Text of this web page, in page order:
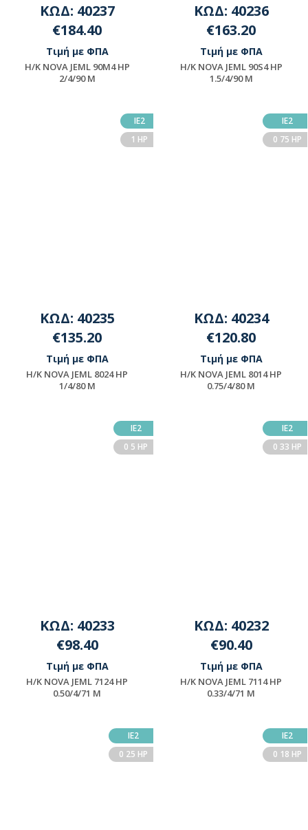
ΚΩΔ: 40237
€184.40
Τιμή με ΦΠΑ
H/K NOVA JEML 90M4 HP
2/4/90 M
ΚΩΔ: 40236
€163.20
Τιμή με ΦΠΑ
H/K NOVA JEML 90S4 HP
1.5/4/90 M
ΙΕ2
1 HP
ΚΩΔ: 40235
€135.20
Τιμή με ΦΠΑ
H/K NOVA JEML 8024 HP
1/4/80 M
ΙΕ2
0 75 HP
ΚΩΔ: 40234
€120.80
Τιμή με ΦΠΑ
H/K NOVA JEML 8014 HP
0.75/4/80 M
ΙΕ2
0 5 HP
ΚΩΔ: 40233
€98.40
Τιμή με ΦΠΑ
H/K NOVA JEML 7124 HP
0.50/4/71 M
ΙΕ2
0 33 HP
ΚΩΔ: 40232
€90.40
Τιμή με ΦΠΑ
H/K NOVA JEML 7114 HP
0.33/4/71 M
ΙΕ2
0 25 HP
ΙΕ2
0 18 HP